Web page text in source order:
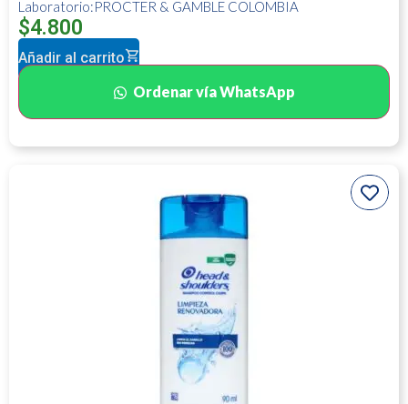
Laboratorio:PROCTER & GAMBLE COLOMBIA
$4.800
Añadir al carrito
Ordenar vía WhatsApp